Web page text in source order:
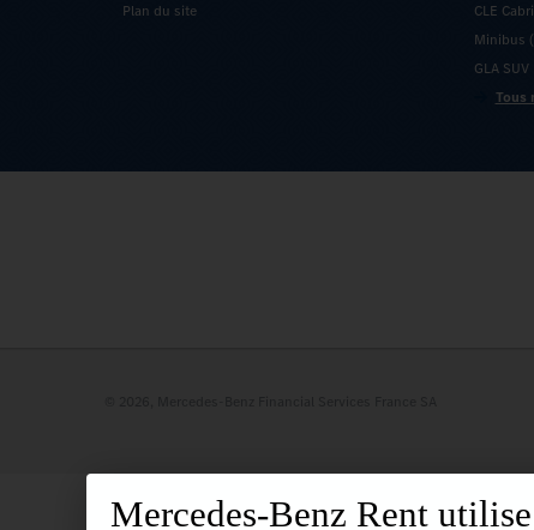
Plan du site
CLE
Minibus
GLA SUV
Tous
Mercedes-Benz Rent